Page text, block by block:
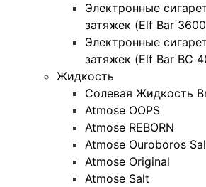
Электронные
затяжек (Elf Bar
Электронные
затяжек (Elf Bar BC
Жидкость
Солевая Жидкость
Atmose OOPS
Atmose REBORN
Atmose Ouroboros
Atmose Original
Atmose Salt